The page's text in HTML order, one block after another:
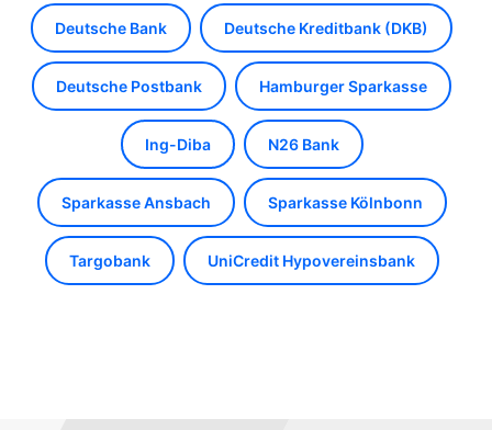
Deutsche Bank Deutsche Kreditbank (DKB)
Deutsche Postbank Hamburger Sparkasse
Ing-Diba N26 Bank
Sparkasse Ansbach Sparkasse Kölnbonn
Targobank UniCredit Hypovereinsbank